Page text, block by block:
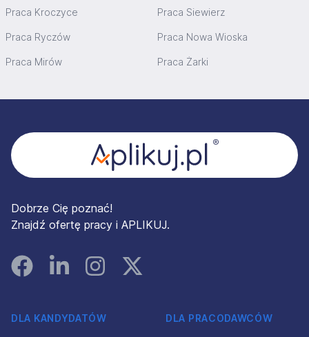
Praca Kroczyce Praca Siewierz
Praca Ryczów Praca Nowa Wioska
Praca Mirów Praca Żarki
Dobrze Cię poznać!
Znajdź ofertę pracy i APLIKUJ.
FacebookLinked InInstagramInstagram
DLA KANDYDATÓW DLA PRACODAWCÓW